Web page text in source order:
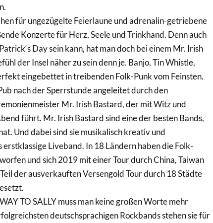
für ungezügelte Feierlaune und adrenalin-getriebene
Konzerte für Herz, Seele und Trinkhand. Denn auch
Day sein kann, hat man doch bei einem Mr. Irish
der Insel näher zu sein denn je. Banjo, Tin Whistle,
eingebettet in treibenden Folk-Punk vom Feinsten.
nach der Sperrstunde angeleitet durch den
Mr. Irish Bastard, der mit Witz und
führt. Mr. Irish Bastard sind eine der besten Bands,
Und dabei sind sie musikalisch kreativ und
Liveband. In 18 Ländern haben die Folk-
und sich 2019 mit einer Tour durch China, Taiwan
der ausverkauften Versengold Tour durch 18 Städte
TO SALLY muss man keine großen Worte mehr
deutschsprachigen Rockbands stehen sie für